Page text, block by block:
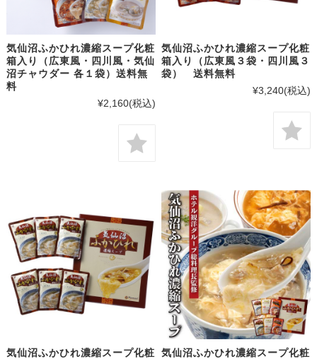
気仙沼ふかひれ濃縮スープ化粧
箱入り（広東風・四川風・気仙
沼チャウダー 各１袋）送料無
料
¥2,160(税込)
気仙沼ふかひれ濃縮スープ化粧
箱入り（広東風３袋・四川風３
袋） 送料無料
¥3,240(税込)
気仙沼ふかひれ濃縮スープ化粧 気仙沼ふかひれ濃縮スープ化粧